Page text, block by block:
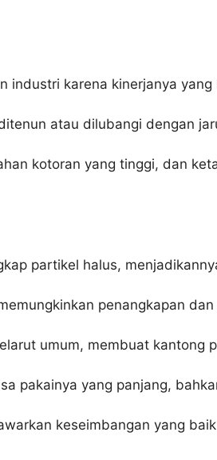
industri karena kinerjanya
atau dilubangi dengan
kotoran yang tinggi, dan
partikel halus,
penangkapan
umum, membuat kantong
pakainya yang panjang,
keseimbangan yang